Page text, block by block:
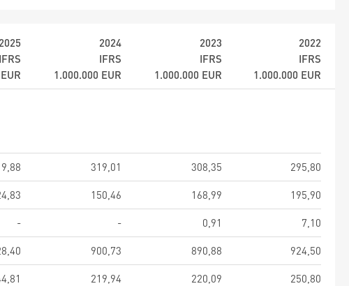
2025
IFRS
EUR
2024
IFRS
1.000.000 EUR
2023
IFRS
1.000.000 EUR
2022
IFRS
1.000.000 EUR
319,01 308,35
295,80
150,46 168,99
195,90
- - 0,91
7,10
900,73 890,88
924,50
219,94 220,09
250,80